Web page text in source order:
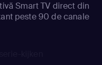
Smart TV direct din
peste 90 de canale